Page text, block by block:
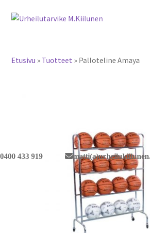
0400 433 919
Siirry
Siirry
Etusivu » Tuotteet » Palloteline Amaya